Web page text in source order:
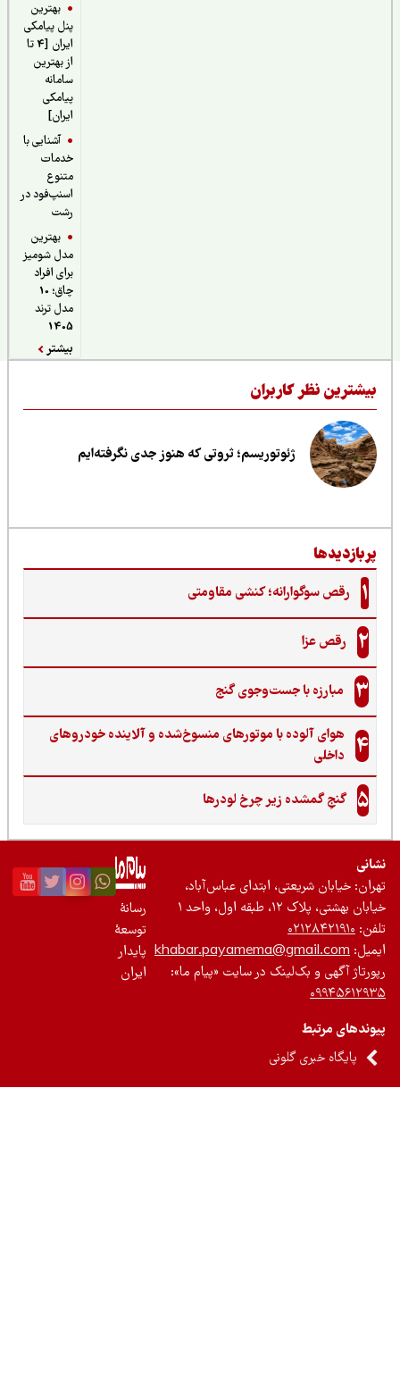
بهترین
پنل پیامکی
ایران [4 تا
از بهترین
سامانه
پیامکی
آشنایی با
خدمات
اسنپ‌فود در
بهترین
مدل شومیز
برای افراد
چاق؛ 10
مدل ترند
نظر کاربران
ژئوتوریسم؛ ثروتی که هنوز جدی نگرفته‌ایم
رقص سوگوارانه؛ کنشی مقاومتی
رقص عزا
مبارزه با جست‌وجوی گنج‌
هوای آلوده با موتورهای منسوخ‌شده و آلاینده خودروهای
داخلی
گنجِ گمشده زیر چرخ لودرها
خیابان شریعتی، ابتدای عباس‌آباد،
بهشتی، پلاک ۱۲، طبقه اول، واحد ۱
۰۲۱۲۸۴۲۱۹۱۰
khabar.payamema@gmail.com
آگهی و بک‌لینک در سایت «پیام ما»:
مرتبط
پایگاه خبری گلونی
توسعۀ
پایدار
ایران